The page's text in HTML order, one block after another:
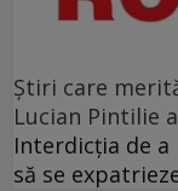
Ştiri care
Lucian Pintilie
Interdicţia de
să se